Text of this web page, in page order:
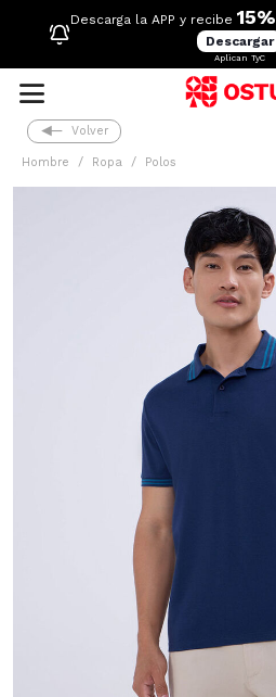
Descarga la APP y recibe 15%
Descargar
Aplican TyC
Volver
Hombre Ropa Polos